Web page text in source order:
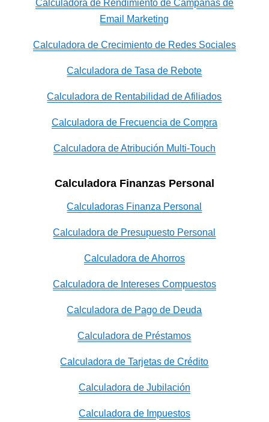
Calculadora de Rendimiento de Campañas de
Email Marketing
Calculadora de Crecimiento de Redes Sociales
Calculadora de Tasa de Rebote
Calculadora de Rentabilidad de Afiliados
Calculadora de Frecuencia de Compra
Calculadora de Atribución Multi-Touch
Calculadora Finanzas Personal
Calculadoras Finanza Personal
Calculadora de Presupuesto Personal
Calculadora de Ahorros
Calculadora de Intereses Compuestos
Calculadora de Pago de Deuda
Calculadora de Préstamos
Calculadora de Tarjetas de Crédito
Calculadora de Jubilación
Calculadora de Impuestos